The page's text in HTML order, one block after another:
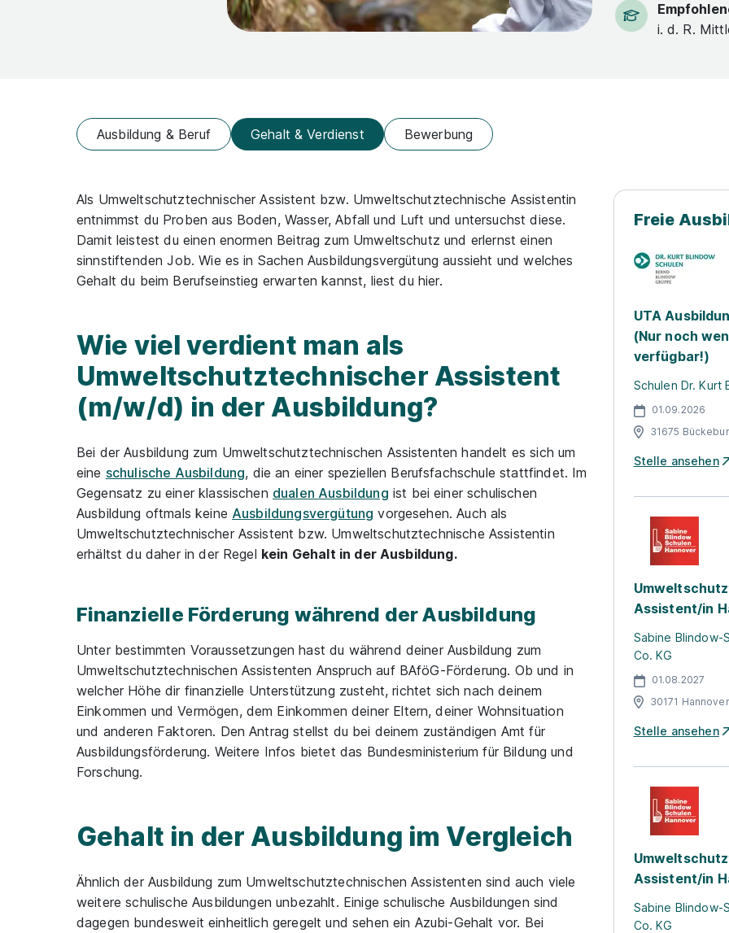
i. d. R.
Ausbildung & Beruf Gehalt & Verdienst
Bewerbung
Als Umweltschutztechnischer Assistent bzw. Umweltschutztechnische Assistentin
entnimmst du Proben aus Boden, Wasser, Abfall und Luft und untersuchst diese.
Damit leistest du einen enormen Beitrag zum Umweltschutz und erlernst einen
sinnstiftenden Job. Wie es in Sachen Ausbildungsvergütung aussieht und welches
Gehalt du beim Berufseinstieg erwarten kannst, liest du hier.
Wie viel verdient man als
Umweltschutztechnischer Assistent
(m/w/d) in der Ausbildung?
Bei der Ausbildung zum Umweltschutztechnischen Assistenten handelt es sich um
eine schulische Ausbildung, die an einer speziellen Berufsfachschule stattfindet. Im
Gegensatz zu einer klassischen dualen Ausbildung ist bei einer schulischen
Ausbildung oftmals keine Ausbildungsvergütung vorgesehen. Auch als
Umweltschutztechnischer Assistent bzw. Umweltschutztechnische Assistentin
erhältst du daher in der Regel kein Gehalt in der Ausbildung.
Finanzielle Förderung während der Ausbildung
Unter bestimmten Voraussetzungen hast du während deiner Ausbildung zum
Umweltschutztechnischen Assistenten Anspruch auf BAföG-Förderung. Ob und in
welcher Höhe dir finanzielle Unterstützung zusteht, richtet sich nach deinem
Einkommen und Vermögen, dem Einkommen deiner Eltern, deiner Wohnsituation
und anderen Faktoren. Den Antrag stellst du bei deinem zuständigen Amt für
Ausbildungsförderung. Weitere Infos bietet das Bundesministerium für Bildung und
Forschung.
Gehalt in der Ausbildung im Vergleich
Ähnlich der Ausbildung zum Umweltschutztechnischen Assistenten sind auch viele
weitere schulische Ausbildungen unbezahlt. Einige schulische Ausbildungen sind
dagegen bundesweit einheitlich geregelt und sehen ein Azubi-Gehalt vor. Bei
Freie
UTA
(Nur noch
verfügbar!)
Schulen Dr. Kurt
01.09.2026
31675
Stelle ansehen
Assistent/in
Sabine Blindow-
Co. KG
01.08.2027
30171 Hannover
Stelle ansehen
Assistent/in
Sabine Blindow-
Co. KG